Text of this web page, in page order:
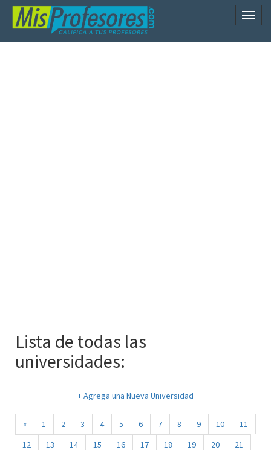
Lista de todas las
universidades:
+ Agrega una Nueva Universidad
« 1 2 3 4 5 6 7 8 9 10
11
12
13 14 15 16 17 18 19 20
21